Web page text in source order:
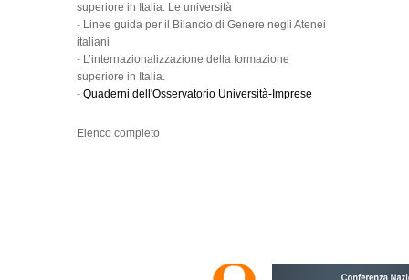
superiore in Italia. Le università
- Linee guida per il Bilancio di Genere negli Atenei
italiani
- L’internazionalizzazione della formazione
superiore in Italia.
- Quaderni dell'Osservatorio Università-Imprese
Elenco completo